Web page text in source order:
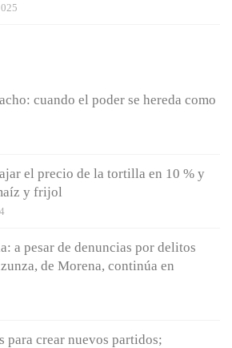
cuando el poder se hereda como
el precio de la tortilla en 10 % y
y frijol
a pesar de denuncias por delitos
de Morena, continúa en
para crear nuevos partidos;